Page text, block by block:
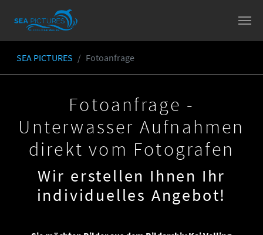
Skip to main content
You are here:
SEA PICTURES Fotoanfrage
Fotoanfrage -
Unterwasser Aufnahmen
direkt vom Fotografen
Wir erstellen Ihnen Ihr
individuelles Angebot!